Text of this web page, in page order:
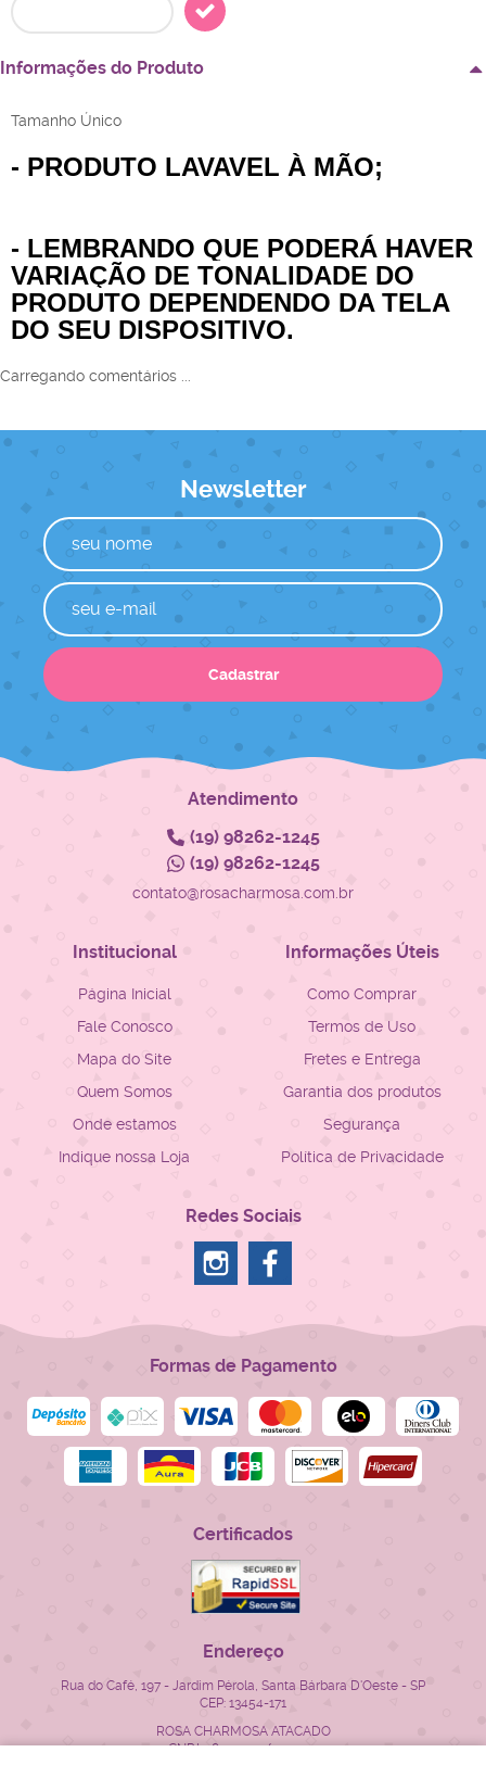
Informações do Produto
Tamanho Único
- PRODUTO LAVAVEL À MÃO;
- LEMBRANDO QUE PODERÁ HAVER
VARIAÇÃO DE TONALIDADE DO
PRODUTO DEPENDENDO DA TELA
DO SEU DISPOSITIVO.
Carregando comentários ...
Newsletter
Cadastrar
Atendimento
(19)98262-1245
(19)98262-1245
contato@rosacharmosa.com.br
Institucional
Página Inicial
Fale Conosco
Mapa do Site
Quem Somos
Onde estamos
Indique nossa Loja
Informações Úteis
Como Comprar
Termos de Uso
Fretes e Entrega
Garantia dos produtos
Segurança
Política de Privacidade
Redes Sociais
Formas de Pagamento
Certificados
Endereço
Rua do Café, 197 - Jardim Pérola, Santa Bárbara D'Oeste - SP
CEP: 13454-171
ROSA CHARMOSA ATACADO
CNPJ: 28.522.715/0001-23